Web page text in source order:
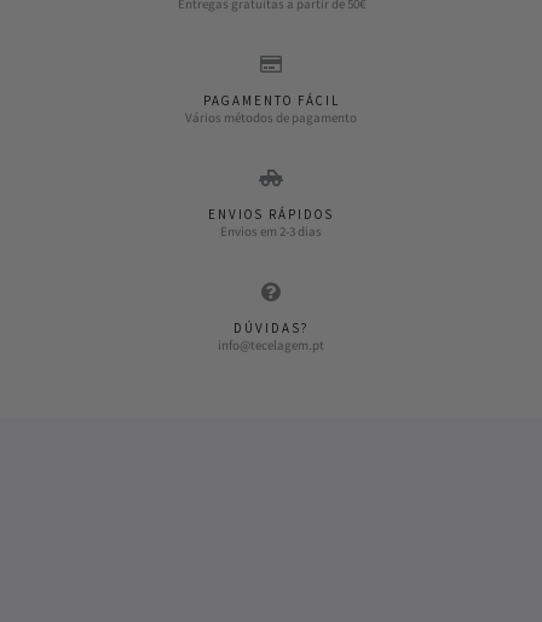
Entregas gratuitas a partir de 50€
PAGAMENTO FÁCIL
Vários métodos de pagamento
ENVIOS RÁPIDOS
Envios em 2-3 dias
DÚVIDAS?
info@tecelagem.pt